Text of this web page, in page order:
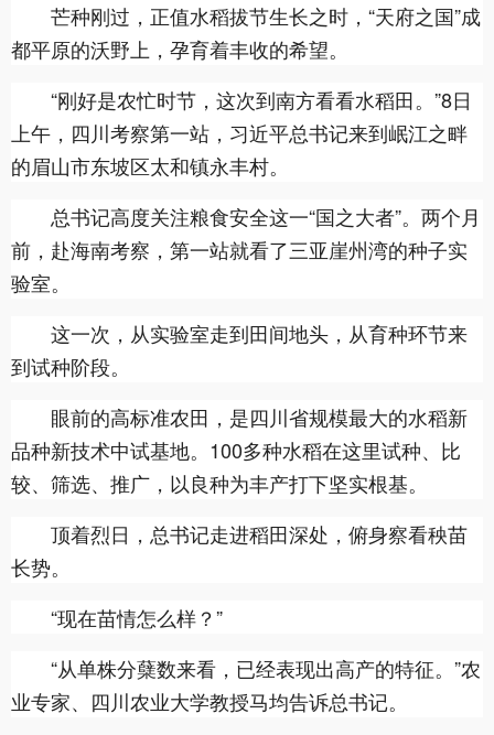
芒种刚过，正值水稻拔节生长之时，“天府之国”成
都平原的沃野上，孕育着丰收的希望。
“刚好是农忙时节，这次到南方看看水稻田。”8日
上午，四川考察第一站，习近平总书记来到岷江之畔
的眉山市东坡区太和镇永丰村。
总书记高度关注粮食安全这一“国之大者”。两个月
前，赴海南考察，第一站就看了三亚崖州湾的种子实
验室。
这一次，从实验室走到田间地头，从育种环节来
到试种阶段。
眼前的高标准农田，是四川省规模最大的水稻新
品种新技术中试基地。100多种水稻在这里试种、比
较、筛选、推广，以良种为丰产打下坚实根基。
顶着烈日，总书记走进稻田深处，俯身察看秧苗
长势。
“现在苗情怎么样？”
“从单株分蘖数来看，已经表现出高产的特征。”农
业专家、四川农业大学教授马均告诉总书记。